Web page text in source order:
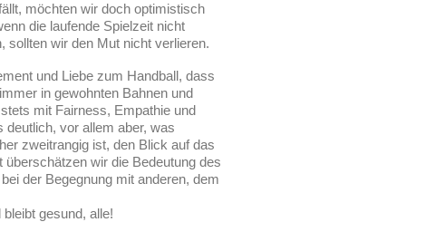
möchten wir doch optimistisch
die laufende Spielzeit nicht
sollten wir den Mut nicht verlieren.
und Liebe zum Handball, dass
in gewohnten Bahnen und
mit Fairness, Empathie und
vor allem aber, was
zweitrangig ist, den Blick auf das
wir die Bedeutung des
der Begegnung mit anderen, dem
gesund, alle!